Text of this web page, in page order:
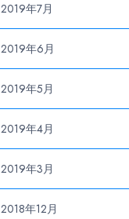
2019年7月
2019年6月
2019年5月
2019年4月
2019年3月
2018年12月